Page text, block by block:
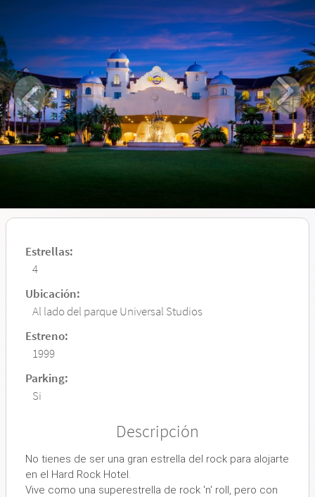
Estrellas:
4
Ubicación:
Al lado del parque Universal Studios
Estreno:
1999
Parking:
Si
Descripción
No tienes de ser una gran estrella del rock para alojarte
en el Hard Rock Hotel.
Vive como una superestrella de rock 'n' roll, pero con